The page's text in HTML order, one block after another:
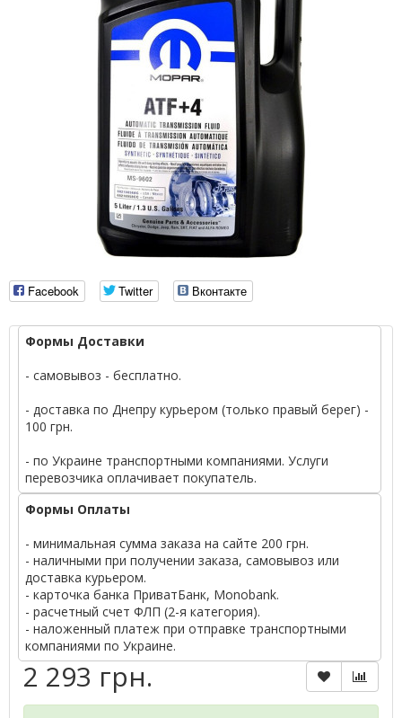
Facebook Twitter Вконтакте
Формы Доставки
- самовывоз - бесплатно.
- доставка по Днепру курьером (только правый берег) -
100 грн.
- по Украине транспортными компаниями. Услуги
перевозчика оплачивает покупатель.
Формы Оплаты
- минимальная сумма заказа на сайте 200 грн.
- наличными при получении заказа, самовывоз или
доставка курьером.
- карточка банка ПриватБанк, Monobank.
- расчетный счет ФЛП (2-я категория).
- наложенный платеж при отправке транспортными
компаниями по Украине.
2 293 грн.